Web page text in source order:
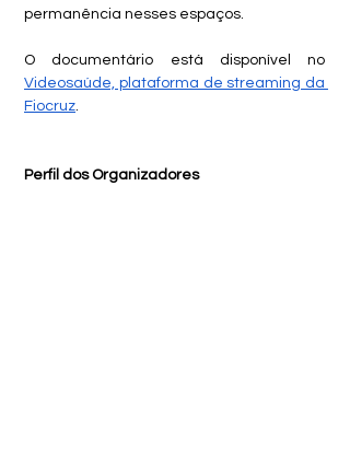
permanência nesses espaços.
Videosaúde, plataforma de streaming da
Fiocruz
Perfil dos Organizadores